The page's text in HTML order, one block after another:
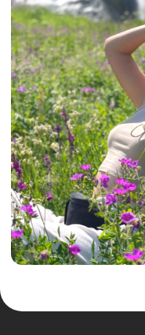
🚌 Проезд на
🔥 Сопровождение гида
✌️ Крутые эмоции и
👉 Квадроциклы от 2000₽
👉 Конные прогулки от
👉 Вездеходы от 3000₽
👉 Питание
Оставить